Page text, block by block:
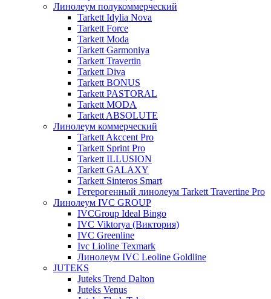
Линолеум полукоммерческий
Tarkett Idylia Nova
Tarkett Force
Tarkett Moda
Tarkett Garmoniya
Tarkett Travertin
Tarkett Diva
Tarkett BONUS
Tarkett PASTORAL
Tarkett MODA
Tarkett ABSOLUTE
Линолеум коммерческий
Tarkett Akccent Pro
Tarkett Sprint Pro
Tarkett ILLUSION
Tarkett GALAXY
Tarkett Sinteros Smart
Гетерогенный линолеум Tarkett Travertine Pro
Линолеум IVC GROUP
IVCGroup Ideal Bingo
IVC Viktorya (Виктория)
IVC Greenline
Ivc Lioline Texmark
Линолеум IVC Leoline Goldline
JUTEKS
Juteks Trend Dalton
Juteks Venus